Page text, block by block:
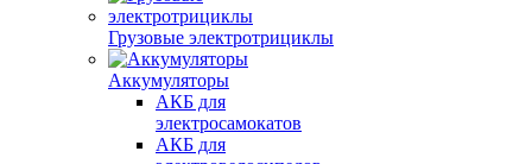
Грузовые электротрициклы
Аккумуляторы
АКБ для
электросамокатов
АКБ для